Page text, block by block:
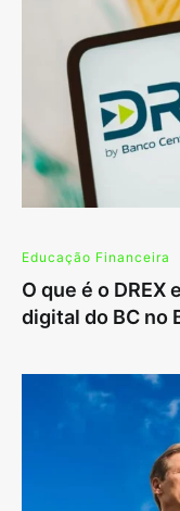
Educação Financeira
O que é o DREX
digital do BC no